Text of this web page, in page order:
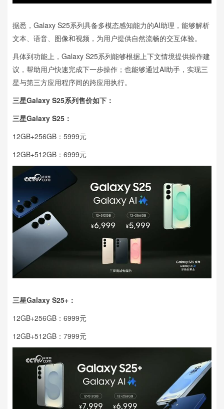
据悉，Galaxy S25系列具备多模态感知能力的AI助理，能够解析
文本、语音、图像和视频，为用户提供自然流畅的交互体验。
具体到功能上，Galaxy S25系列能够根据上下文情境提供操作建
议，帮助用户快速完成下一步操作；也能够通过AI助手，实现三
星与第三方应用程序间的跨应用执行。
三星Galaxy S25系列售价如下：
三星Galaxy S25：
12GB+256GB：5999元
12GB+512GB：6999元
三星Galaxy S25+：
12GB+256GB：6999元
12GB+512GB：7999元